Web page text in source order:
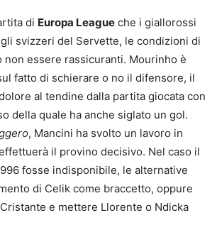
di Europa League che i giallorossi
svizzeri del Servette, le condizioni di
non essere rassicuranti. Mourinho è
fatto di schierare o no il difensore, il
al tendine dalla partita giocata con
della quale ha anche siglato un gol.
, Mancini ha svolto un lavoro in
il provino decisivo. Nel caso il
fosse indisponibile, le alternative
di Celik come braccetto, oppure
e mettere Llorente o Ndicka